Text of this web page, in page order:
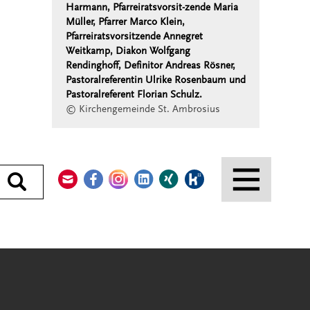
Durchsuchen
Harmann, Pfarreiratsvorsit-zende Maria
Müller, Pfarrer Marco Klein,
Pfarreiratsvorsitzende Annegret
Weitkamp, Diakon Wolfgang
Rendinghoff, Definitor Andreas Rösner,
Pastoralreferentin Ulrike Rosenbaum und
Pastoralreferent Florian Schulz.
© Kirchengemeinde St. Ambrosius